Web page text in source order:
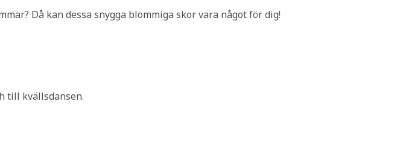
Då kan dessa snygga blommiga skor vara något för dig!
till kvällsdansen.